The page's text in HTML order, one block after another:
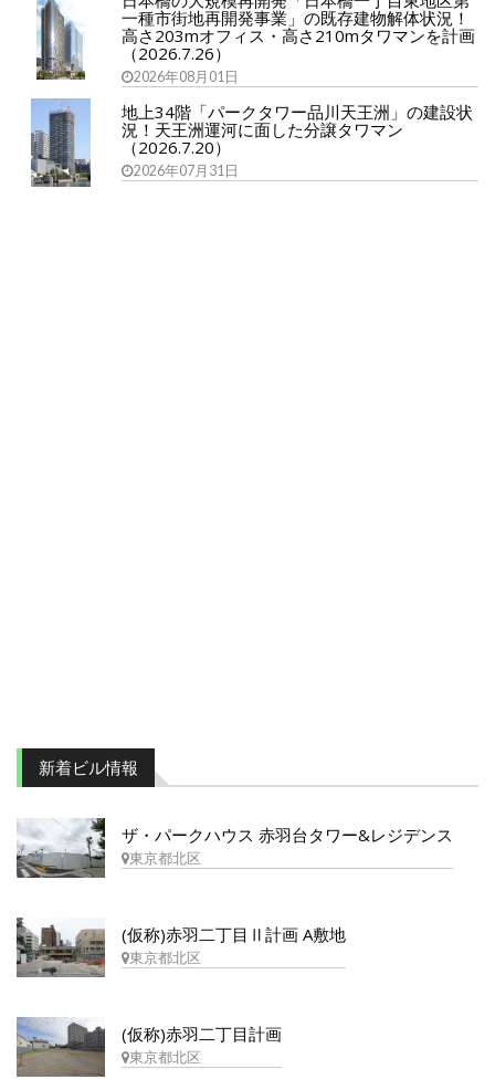
一種市街地再開発事業」の既存建物解体状況！
高さ203mオフィス・高さ210mタワマンを計画
（2026.7.26）
2026年08月01日
地上34階「パークタワー品川天王洲」の建設状
況！天王洲運河に面した分譲タワマン
（2026.7.20）
2026年07月31日
新着ビル情報
ザ・パークハウス 赤羽台タワー&レジデンス
東京都北区
(仮称)赤羽二丁目Ⅱ計画 A敷地
東京都北区
(仮称)赤羽二丁目計画
東京都北区